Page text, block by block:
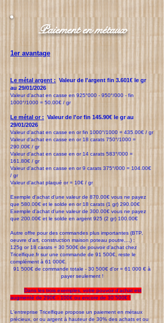
Paiement en métaux
1er avantage
Le métal argent : Valeur de l'argent fin 3.601€ le gr
au 29/01/2026
Valeur d'achat en casse en 925°000 - 950°/000 - fin
1000°/1000 = 50.00€ / gr
Le métal or : Valeur de l'or fin 145.90€ le gr au
29/01/2026
Valeur d'achat en casse en or fin 1000°/1000 = 435.00€ / gr
Valeur d'achat en casse en or 18 carats 750°/1000 =
290.00€ / gr
Valeur d'achat en casse en or 14 carats 583°/000 =
161.80€ / gr
Valeur d'achat en casse en or 9 carats 375°/000 = 104.00€
/ gr
Valeur d'achat plaqué or = 10€ / gr
Exemple d'achat d'une valeur de 870.00€ vous ne payez
que 580.00€ et le solde en or 18 carats (1 gr) 290.00€
Exemple d'achat d'une valeur de 300.00€ vous ne payez
que 200.00€ et le solde en argent 925 (2 gr) 100.00€
Autre offre pour des commandes plus importantes (BTP,
oeuvre d'art, construction maison poteau poutre,...) :
125g or 18 carats = 30 500€ de pouvoir d'achat chez
Tricelfique.fr sur une commande de 91 500€, reste le
complément à 61 000€.
91 500€ de commande totale - 30 500€ d'or = 61 000 € à
payer seulement !
Dans les trois exemples, votre pouvoir d'achat est
augmenté de 290€ - 100€ ou encore de 30 500€ !
L'entreprise Tricelfique propose un paiement en métaux
précieux, or ou argent à hauteur de 30% des achats et ou